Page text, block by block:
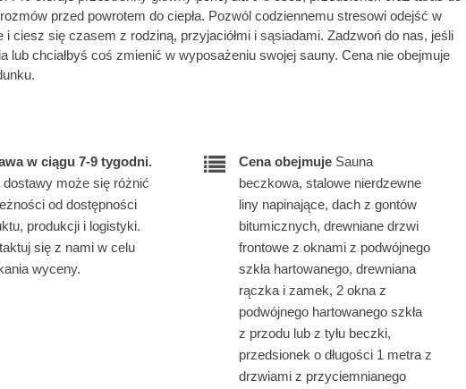
przed powrotem do ciepła. Pozwól codziennemu stresowi odejść w
i ciesz się czasem z rodziną, przyjaciółmi i sąsiadami. Zadzwoń do nas, jeśli
lub chciałbyś coś zmienić w wyposażeniu swojej sauny. Cena nie obejmuje
w ciągu 7-9 tygodni.
może się różnić
od dostępności
produkcji i logistyki.
się z nami w celu
wyceny.
Cena obejmujeSauna
beczkowa, stalowe nierdzewne
liny napinające, dach z gontów
bitumicznych, drewniane drzwi
frontowe z oknami z podwójnego
szkła hartowanego, drewniana
rączka i zamek, 2 okna z
podwójnego hartowanego szkła
z przodu lub z tyłu beczki,
przedsionek o długości 1 metra z
drzwiami z przyciemnianego